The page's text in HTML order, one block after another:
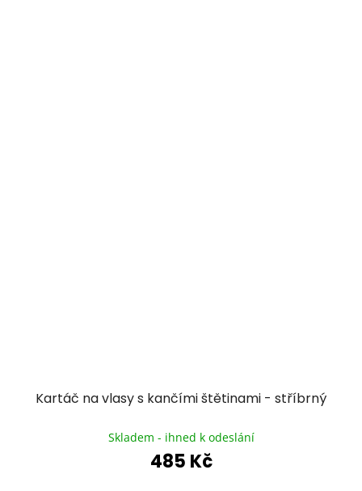
Kartáč na vlasy s kančími štětinami - stříbrný
hodnocení
produktu
je
Skladem - ihned k odeslání
485 Kč